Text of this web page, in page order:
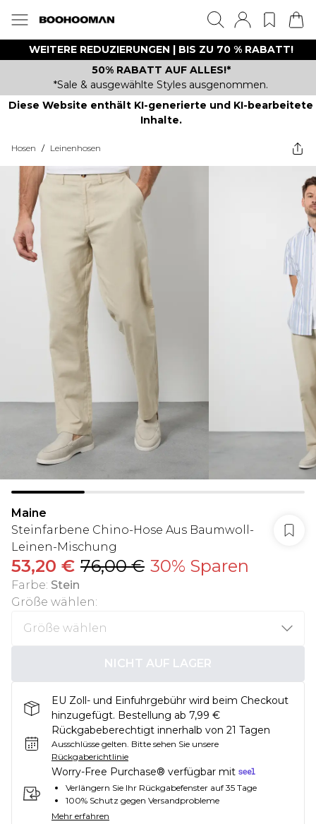
WEITERE REDUZIERUNGEN | BIS ZU 70 % RABATT!
50% RABATT AUF ALLES!*
*Sale & ausgewählte Styles ausgenommen.
Diese Website enthält KI-generierte und KI-bearbeitete
Inhalte.
Hosen / Leinenhosen
Maine
Steinfarbene Chino-Hose Aus Baumwoll-
Leinen-Mischung
53,20 € 76,00 € 30% Sparen
Farbe: Stein
Größe wählen:
NICHT AUF LAGER
EU Zoll- und Einfuhrgebühr wird beim Checkout
hinzugefügt. Bestellung ab 7,99 €
Rückgabeberechtigt innerhalb von 21 Tagen
Ausschlüsse gelten. Bitte sehen Sie unsere
Rückgaberichtlinie
Worry-Free Purchase® verfügbar mit
Verlängern Sie Ihr Rückgabefenster auf 35 Tage
100% Schutz gegen Versandprobleme
Mehr erfahren